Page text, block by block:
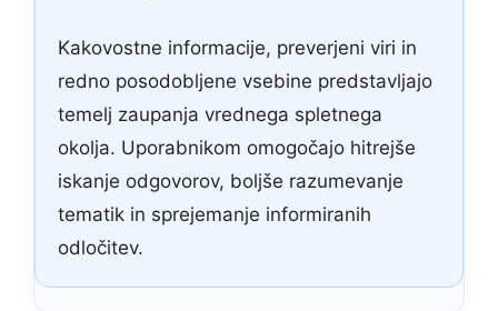
Kakovostne informacije, preverjeni viri in
redno posodobljene vsebine predstavljajo
temelj zaupanja vrednega spletnega
okolja. Uporabnikom omogočajo hitrejše
iskanje odgovorov, boljše razumevanje
tematik in sprejemanje informiranih
odločitev.